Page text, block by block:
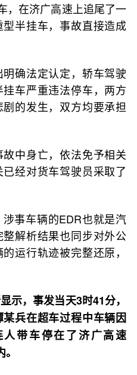
，在济广高速上追尾了一
半挂车，事故直接造成
确法定认定，轿车驾驶
车严重违法停车，两方
的发生，双方均要承担
中身亡，依法免予相关
经对货车驾驶员采取了
事车辆的EDR也就是汽
解析结果也同步对外公
运行轨迹被完整还原，
示，事发当天3时41分，
兵在超车过程中车辆因
带车停在了济广高速